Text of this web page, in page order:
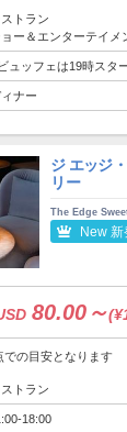
トラン
ョー＆エンターテイメ
ュッフェは19時スタ
ナー
ジ エッジ
リー
The Edge
New 新
80.00～
の目安となります
トラン
18:00